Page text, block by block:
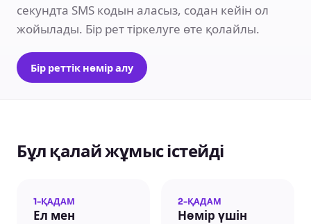
секундта SMS кодын аласыз, содан кейін ол
жойылады. Бір рет тіркелуге өте қолайлы.
Бір реттік нөмір алу
Бұл қалай жұмыс істейді
1-ҚАДАМ
Ел мен
2-ҚАДАМ
Нөмір үшін